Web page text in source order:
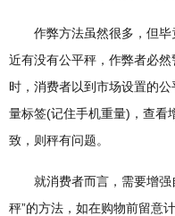
作弊方法虽然很多，但毕
近有没有公平秤，作弊者必
时，消费者以到市场设置的
量标签(记住手机重量)，查看
致，则秤有问题。
就消费者而言，需要增强
秤”的方法，如在购物前留意